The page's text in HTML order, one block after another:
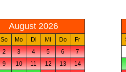
August 2026
So Mo Di Mi Do
Fr
2 3 4 5 6
7
9 10 11 12 13
14